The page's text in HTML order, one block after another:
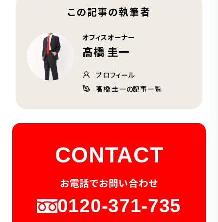
この記事の執筆者
オフィスオーナー
髙橋 圭一
プロフィール
髙橋 圭一の記事一覧
CONTACT
お電話でお問い合わせ
0120-371-735